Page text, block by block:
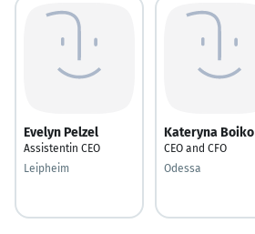
Evelyn Pelzel
Assistentin CEO
Leipheim
Kateryna Boiko
CEO and CFO
Odessa